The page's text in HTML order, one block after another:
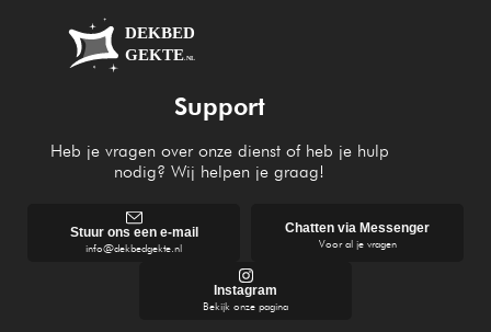
Support
Heb je vragen over onze dienst of heb je hulp
nodig? Wij helpen je graag!
Stuur ons een e-mail
info@dekbedgekte.nl
Chatten via Messenger
Voor al je vragen
Instagram
Bekijk onze pagina